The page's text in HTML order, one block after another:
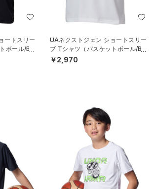
ートスリー
ボール/BO
UAネクストジェン ショートスリー
ブ Tシャツ（バスケットボール/BO
YS）
￥2,970